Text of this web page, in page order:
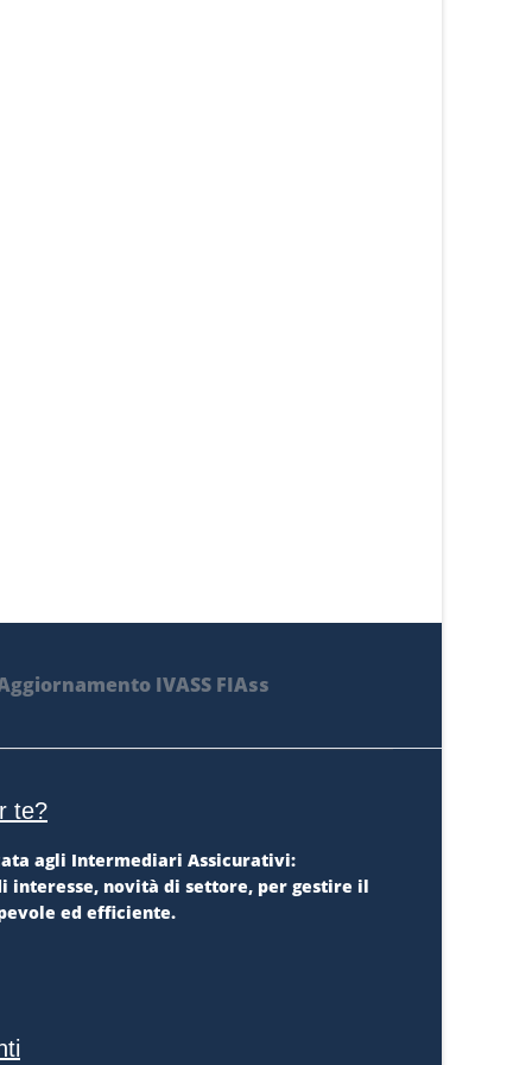
te?
agli Intermediari Assicurativi:
interesse, novità di settore, per gestire il
ed efficiente.